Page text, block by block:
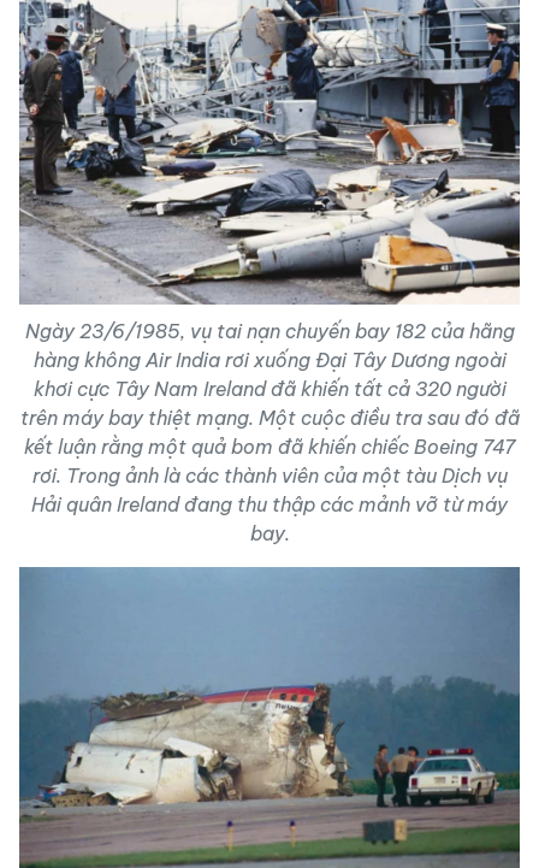
Ngày 23/6/1985, vụ tai nạn chuyến bay 182 của hãng
hàng không Air India rơi xuống Đại Tây Dương ngoài
khơi cực Tây Nam Ireland đã khiến tất cả 320 người
trên máy bay thiệt mạng. Một cuộc điều tra sau đó đã
kết luận rằng một quả bom đã khiến chiếc Boeing 747
rơi. Trong ảnh là các thành viên của một tàu Dịch vụ
Hải quân Ireland đang thu thập các mảnh vỡ từ máy
bay.